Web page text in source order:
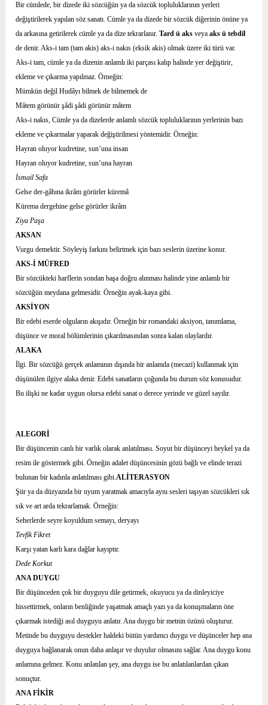
Bir cümlede, bir dizede iki sözcüğün ya da sözcük topluluklarının yerleri
değiştirilerek yapılan söz sanatı. Cümle ya da dizede bir sözcük diğerinin önüne ya
da arkasına getirilerek cümle ya da dize tekrarlanır.Tard ü aks veyaaks ü tebdil
de denir. Aks-i tam (tam akis) aks-i nakıs (eksik akis) olmak üzere iki türü var.
Aks-i tam, cümle ya da dizenin anlamlı iki parçası kalıp halinde yer değiştirir,
ekleme ve çıkarma yapılmaz. Örneğin:
Mümkün değil Hudâyı bilmek de bilmemek de
Mâtem görünür şâdi şâdi görünür mâtem
Aks-i nakıs, Cümle ya da dizelerde anlamlı sözcük topluluklarının yerlerinin bazı
ekleme ve çıkarmalar yaparak değiştirilmesi yöntemidir. Örneğin:
Hayran oluyor kudretine, sun’una insan
Hayran oluyor kudretine, sun’una hayran
İsmail Safa
Gelse der-gâhına ikrâm görürler küremâ
Kürema dergehine gelse görürler ikrâm
Ziya Paşa
AKSAN
Vurgu demektir. Söyleyiş farkını belirtmek için bazı seslerin üzerine konur.
AKS-İ MÜFRED
Bir sözcükteki harflerin sondan başa doğru alınması halinde yine anlamlı bir
sözcüğün meydana gelmesidir. Örneğin ayak-kaya gibi.
AKSİYON
Bir edebi eserde olguların akışıdır. Örneğin bir romandaki aksiyon, tanımlama,
düşünce ve moral bölümlerinin çıkarılmasından sonra kalan olaylardır.
ALAKA
İlgi. Bir sözcüğü gerçek anlamının dışında bir anlamda (mecazi) kullanmak için
düşünülen ilgiye alaka denir. Edebi sanatların çoğunda bu durum söz konusudur.
Bu ilişki ne kadar uygun olursa edebi sanat o derece yerinde ve güzel sayılır.
ALEGORİ
Bir düşüncenin canlı bir varlık olarak anlatılması. Soyut bir düşünceyi heykel ya da
resim ile göstermek gibi. Örneğin adalet düşüncesinin gözü bağlı ve elinde terazi
bulunan bir kadınla anlatılması gibi.ALİTERASYON
Şiir ya da düzyazıda bir uyum yaratmak amacıyla aynı sesleri taşıyan sözcükleri sık
sık ve art arda tekrarlamak. Örneğin:
Seherlerde seyre koyuldum semayı, deryayı
Tevfik Fikret
Karşı yatan karlı kara dağlar kayıptır.
Dede Korkut
ANA DUYGU
Bir düşünceden çok bir duyguyu dile getirmek, okuyucu ya da dinleyiciye
hissettirmek, onların benliğinde yaşatmak amaçlı yazı ya da konuşmaların öne
çıkarmak istediği asıl duyguyu anlatır. Ana duygu bir metnin özünü oluşturur.
Metinde bu duyguyu destekler haldeki bütün yardımcı duygu ve düşünceler hep ana
duyguya bağlanarak onun daha anlaşır ve duyulur olmasını sağlar. Ana duygu konu
anlamına gelmez. Konu anlatılan şey, ana duygu ise bu anlatılanlardan çıkan
sonuçtur.
ANA FİKİR